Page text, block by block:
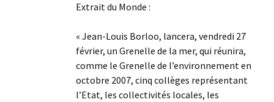
Extrait du Monde :
« Jean-Louis Borloo, lancera, vendredi 27
février, un Grenelle de la mer, qui réunira,
comme le Grenelle de l’environnement en
octobre 2007, cinq collèges représentant
l’Etat, les collectivités locales, les